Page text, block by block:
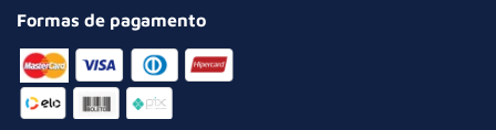
Formas de pagamento